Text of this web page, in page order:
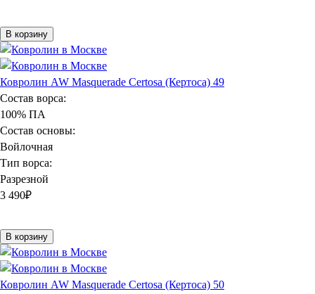
В корзину
Ковролин AW Masquerade Certosa (Кертоса) 49
Состав ворса:
100% ПА
Состав основы:
Войлочная
Тип ворса:
Разрезной
3 490₽
В корзину
Ковролин AW Masquerade Certosa (Кертоса) 50